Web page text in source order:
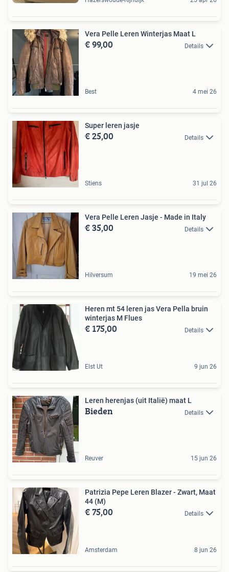
Vera Pelle Leren Winterjas Maat L
€ 99,00 Details
Best 4 mei 26
Super leren jasje
€ 25,00 Details
Stiens 31 jul 26
Vera Pelle Leren Jasje - Made in Italy
€ 35,00 Details
Hilversum 19 mei 26
Heren mt 54 leren jas Vera Pella bruin
winterjas M Flues
€ 175,00 Details
Elst Ut 9 jun 26
Leren herenjas (uit Italië) maat L
Bieden Details
Reuver 15 jun 26
Patrizia Pepe Leren Blazer - Zwart, Maat
44 (M)
€ 75,00 Details
Amsterdam 8 jun 26